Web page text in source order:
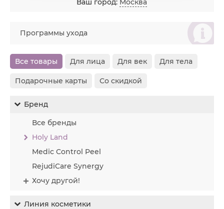
Ваш город: Москва
စ
Программы ухода
Все товары Для лица Для век Для тела
Подарочные карты Со скидкой
Бренд
Все бренды
Holy Land
Medic Control Peel
RejudiCare Synergy
Хочу другой!
Линия косметики